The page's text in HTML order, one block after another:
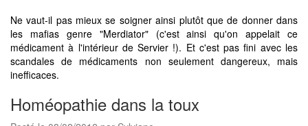
Ne vaut-il pas mieux se soigner ainsi plutôt que de donner dans
les mafias genre "Merdiator" (c'est ainsi qu'on appelait ce
médicament à l'intérieur de Servier !). Et c'est pas fini avec les
scandales de médicaments non seulement dangereux, mais
inefficaces.
Homéopathie dans la toux